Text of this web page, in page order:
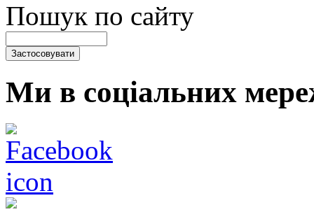
Пошук по сайту
Ми в соціальних